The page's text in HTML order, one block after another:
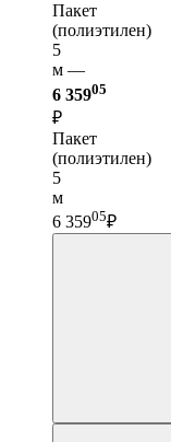
Пакет
(полиэтилен)
5
м —
6 35905
₽
Пакет
(полиэтилен)
5
м
6 35905₽